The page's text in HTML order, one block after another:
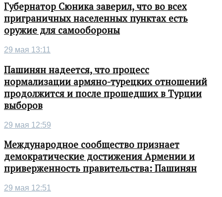
Губернатор Сюника заверил, что во всех
приграничных населенных пунктах есть
оружие для самообороны
29 мая 13:11
Пашинян надеется, что процесс
нормализации армяно-турецких отношений
продолжится и после прошедших в Турции
выборов
29 мая 12:59
Международное сообщество признает
демократические достижения Армении и
приверженность правительства: Пашинян
29 мая 12:51